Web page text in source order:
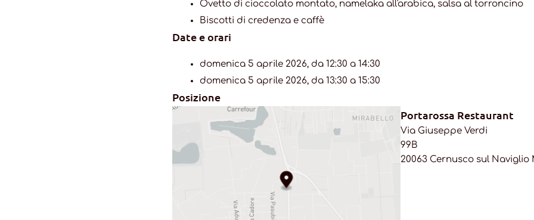
Ovetto di cioccolato montato, namelaka all'arabica, salsa al torroncino
Biscotti di credenza e caffè
Date e orari
domenica 5 aprile 2026, da 12:30 a 14:30
domenica 5 aprile 2026, da 13:30 a 15:30
Posizione
Portarossa Restaurant
Via Giuseppe Verdi
99B
20063 Cernusco sul Naviglio